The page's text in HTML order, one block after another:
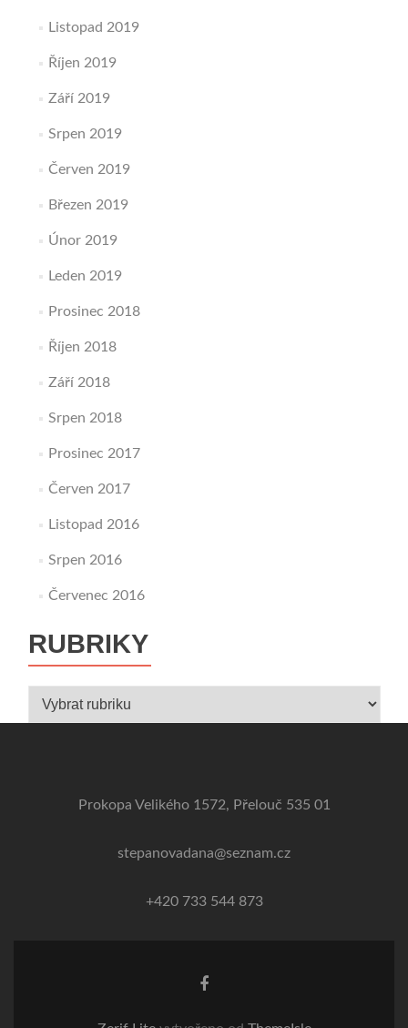
Listopad 2019
Říjen 2019
Září 2019
Srpen 2019
Červen 2019
Březen 2019
Únor 2019
Leden 2019
Prosinec 2018
Říjen 2018
Září 2018
Srpen 2018
Prosinec 2017
Červen 2017
Listopad 2016
Srpen 2016
Červenec 2016
RUBRIKY
Rubriky
Prokopa Velikého 1572, Přelouč 535 01
stepanovadana@seznam.cz
+420 733 544 873
Odkaz